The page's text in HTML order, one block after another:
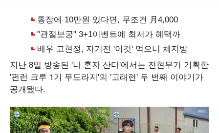
지난 8일 방송된 '나 혼자 산다'에서는 전현무가 기획한
'펀런 크루 1기 무도라지'의 '고래런' 두 번째 이야기가
공개됐다.